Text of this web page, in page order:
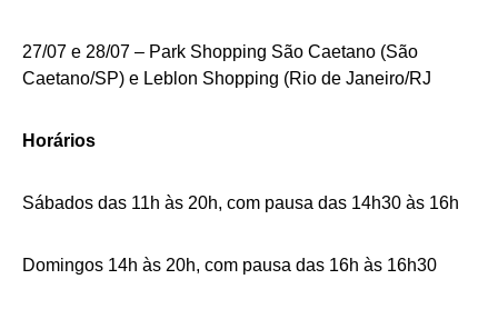
27/07 e 28/07 – Park Shopping São Caetano (São
Caetano/SP) e Leblon Shopping (Rio de Janeiro/RJ
Horários
Sábados das 11h às 20h, com pausa das 14h30 às 16h
Domingos 14h às 20h, com pausa das 16h às 16h30